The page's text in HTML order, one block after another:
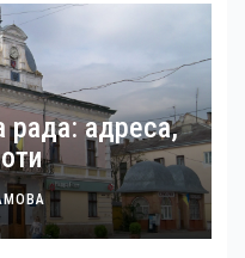
рада: адреса,